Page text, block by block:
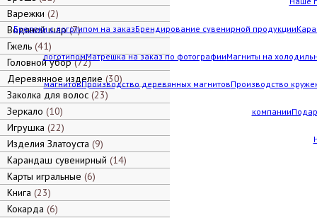
Брелоки с логотипом на заказБрендирование сувенирной продукции
логотипомМатрешка на заказ по фотографииМагниты на
магнитовПроизводство деревянных магнитовПроизводство
компании
Варежки 2
Водяной шар 7
Гжель 41
Головной убор 72
Деревянное изделие 30
Заколка для волос 23
Зеркало 10
Игрушка 22
Изделия Златоуста 9
Карандаш сувенирный 14
Карты игральные 6
Книга 23
Кокарда 6